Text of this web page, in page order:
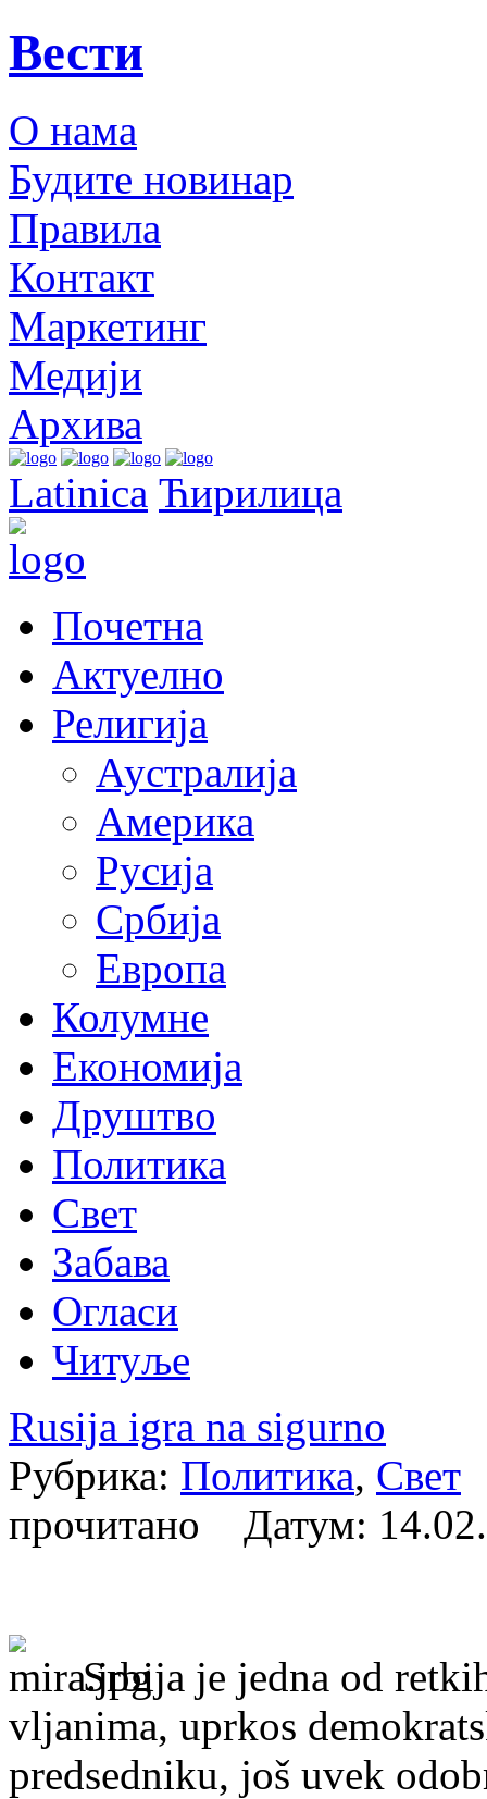
Вести
О нама
Будите новинар
Правила
Контакт
Маркетинг
Медији
Архива
Latinica Ћирилица
Почетна
Актуелно
Религија
Аустралија
Америка
Русија
Србија
Европа
Колумне
Економија
Друштво
Политика
Свет
Забава
Огласи
Читуље
Rusija igra na sigurno
Рубрика: Политика, Свет
прочитано Датум:
Sr­bi­ja je jed­na od
vlja­ni­ma, upr­kos
pred­sed­ni­ku, još uvek